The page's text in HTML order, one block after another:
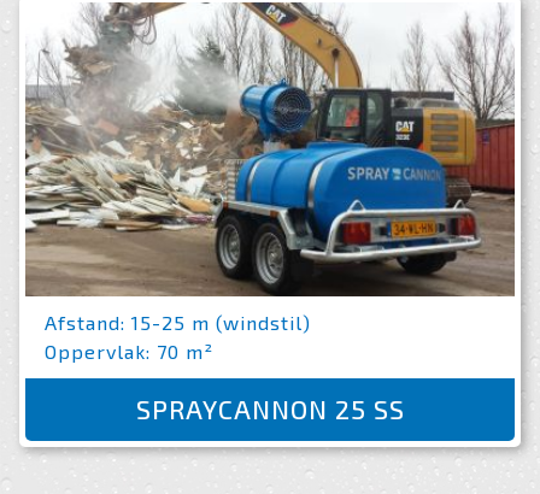
Afstand: 15-25 m (windstil)
Oppervlak: 70 m²
SPRAYCANNON 25 SS